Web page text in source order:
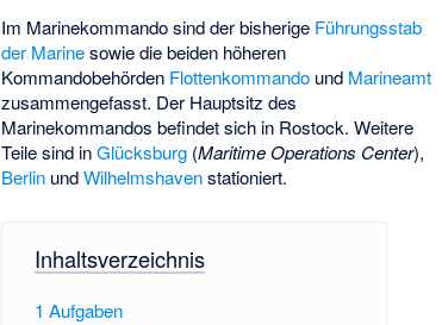
Im Marinekommando sind der bisherige Führungsstab
der Marinesowie die beiden höheren
Kommandobehörden Flottenkommando und Marineamt
zusammengefasst. Der Hauptsitz des
Marinekommandos befindet sich in Rostock. Weitere
Teile sind inGlücksburg (Maritime Operations Center),
Berlin undWilhelmshavenstationiert.
Inhaltsverzeichnis
1 Aufgaben